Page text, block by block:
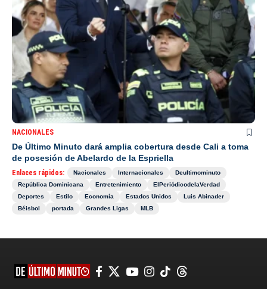
NACIONALES
De Último Minuto dará amplia cobertura desde Cali a toma
de posesión de Abelardo de la Espriella
Enlaces rápidos: Nacionales Internacionales
Deultimominuto
República Dominicana
Entretenimiento
ElPeriódicodelaVerdad
Deportes
Estilo Economía Estados Unidos
Luis Abinader
Béisbol
portada Grandes Ligas MLB